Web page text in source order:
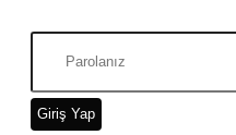
Giriş Yap